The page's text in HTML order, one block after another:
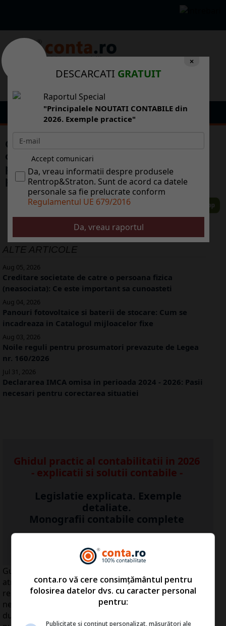
Guvernul va avea dreptul s resping
ofertele cu un pre "neobinuit de sczut"
pentru contracte de parteneriat public-
privat
ALTE ARTICOLE
Aug 05, 2026
Creditare societate de catre o persoana fizica
(neasociata): Ce este important sa cunoasteti
Aug 04, 2026
Panouri fotovoltaice si baterii de stocare: Cum se
incadreaza in Catalogul mijloacelor fixe
Aug 03, 2026
Noile reguli pentru prosumatori prevazute de Legea
nr. 160/2026
Jul 31, 2026
Declararea IMCA omisa in perioada 2024 - 2026: Pasii
necesari pentru corectarea situatiei
Ghidul practic al contabilitatii in 2026
- explicatii si solutii contabile -
Legislatie explicata. Exemple
detaliate.
Monografii contabile complete
Guvernul va avea dreptul ca la licitaţia pentru
atribuirea unui contract de parteneriat public-privat să
respingă o ofertă considerată ca având "un preţ
neobişnuit de scăzut" şi în cazul căreia există indicii,
după analizarea unor date suplimentare, că nu va
×
DESCARCATI GRATUIT
Raportul Special
"Principalele NOUTATI CONTABILE din
2026. Exemple practice"
Accept comunicari
Da, vreau informatii despre produsele
Rentrop&Straton. Sunt de acord ca datele
personale sa fie prelucrate conform
Regulamentul UE 679/2016
conta.ro vă cere consimțământul pentru
folosirea datelor dvs. cu caracter personal
pentru:
Publicitate și conținut personalizat, măsurători ale